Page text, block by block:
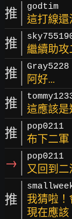
推 godtim
這打線還
推 繼續助攻
推 Gray5228
阿好…
推 這應該是
推 pop0211
布下二軍
→ pop0211
又回到
推
我猜啦
現在應該